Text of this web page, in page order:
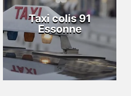
Taxi colis 91
Essonne